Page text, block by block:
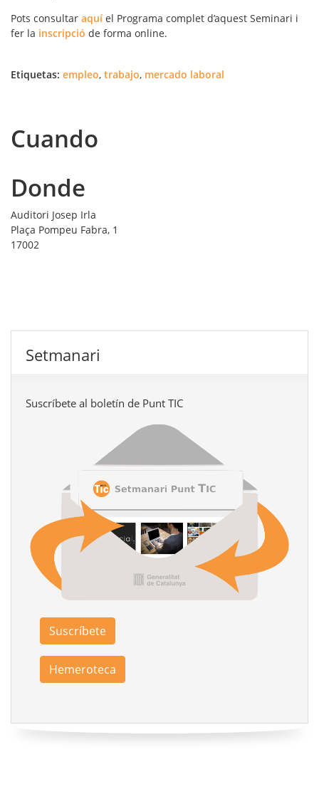
Pots consultar aquíel Programa complet d’aquest Seminari i
fer la inscripció de forma online.
Etiquetas: empleo, trabajo, mercado laboral
Cuando
Donde
Auditori Josep Irla
Plaça Pompeu Fabra, 1
17002
Setmanari
Suscríbete al boletín de Punt TIC
Suscríbete
Hemeroteca